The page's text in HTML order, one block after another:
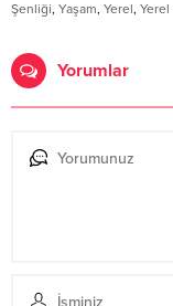
Şenliği, Yaşam, Yerel,
Yorumlar